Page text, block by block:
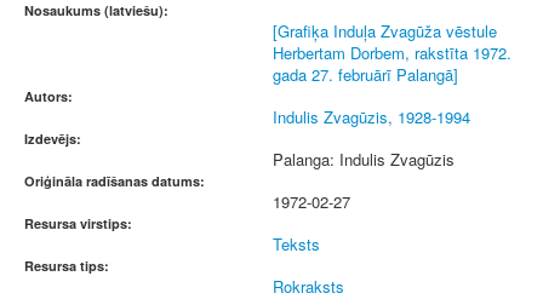
Nosaukums (latviešu):
[Grafiķa Induļa Zvagūža vēstule
Herbertam Dorbem, rakstīta 1972.
gada 27. februārī Palangā]
Autors:
Indulis Zvagūzis, 1928-1994
Izdevējs:
Palanga: Indulis Zvagūzis
Oriģināla radīšanas datums:
1972-02-27
Resursa virstips:
Teksts
Resursa tips:
Rokraksts